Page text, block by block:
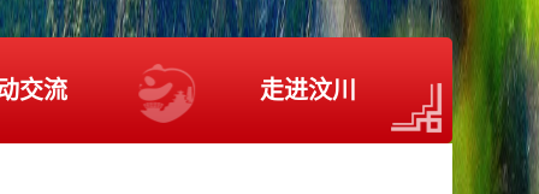
交流 走进汶川